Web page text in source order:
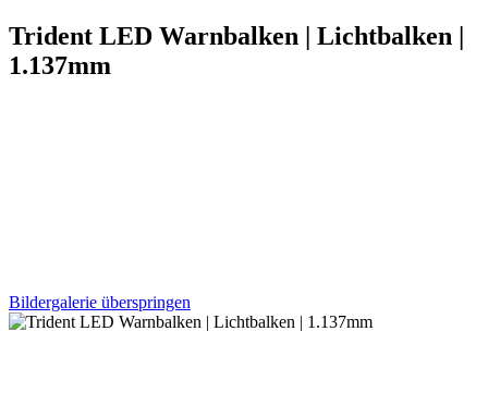
Trident LED Warnbalken | Lichtbalken |
1.137mm
Bildergalerie überspringen